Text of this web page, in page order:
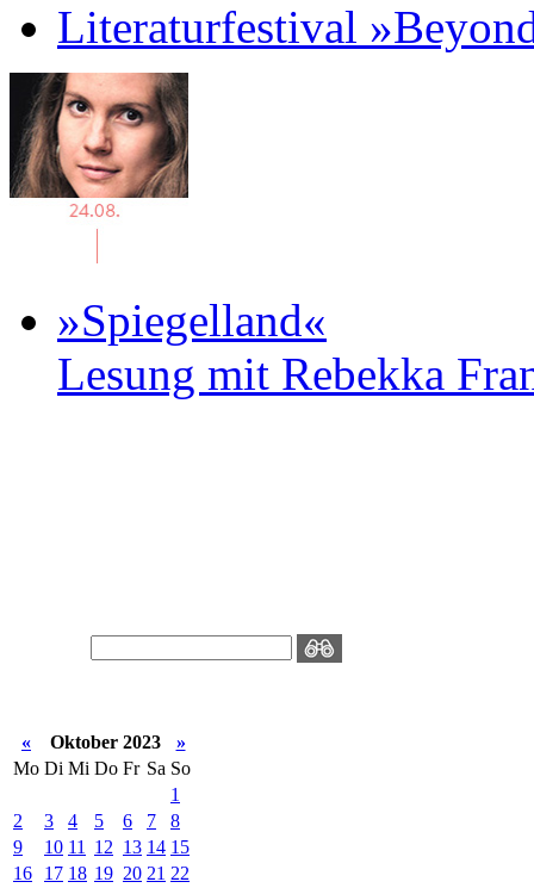
Literaturfestival
»Spiegelland«
Lesung mit Rebekka
« Oktober 2023
»
Mo Di Mi Do Fr Sa So
1
2
3 4 5 6 7
8
9
10 11 12 13 14 15
16
17 18 19 20 21 22